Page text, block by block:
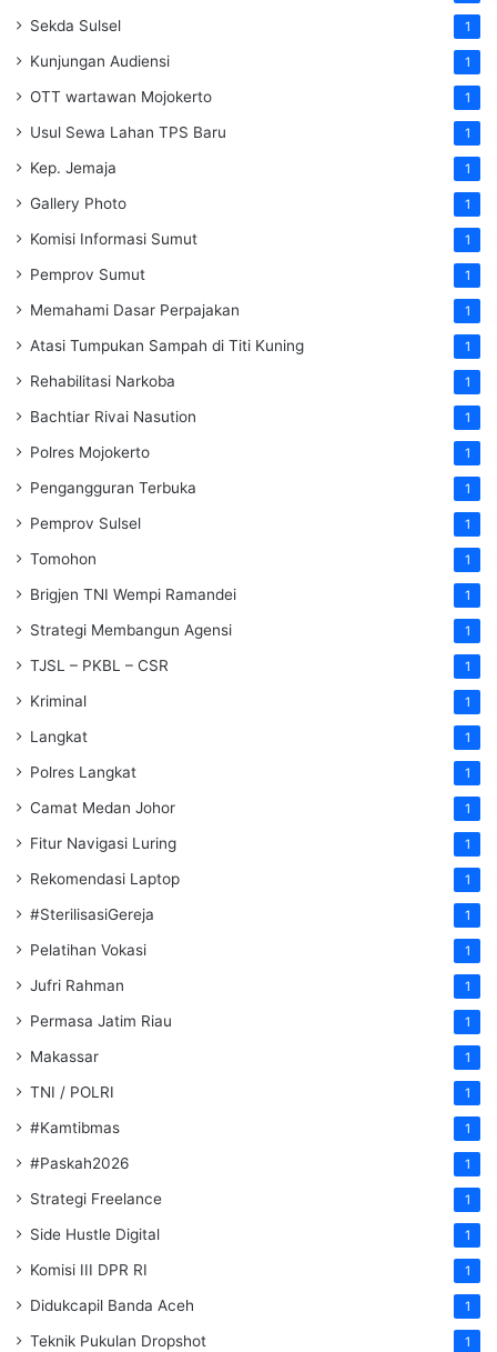
Sekda Sulsel 1
Kunjungan Audiensi 1
OTT wartawan Mojokerto 1
Usul Sewa Lahan TPS Baru 1
Kep. Jemaja 1
Gallery Photo 1
Komisi Informasi Sumut 1
Pemprov Sumut 1
Memahami Dasar Perpajakan 1
Atasi Tumpukan Sampah di Titi Kuning 1
Rehabilitasi Narkoba 1
Bachtiar Rivai Nasution 1
Polres Mojokerto 1
Pengangguran Terbuka 1
Pemprov Sulsel 1
Tomohon 1
Brigjen TNI Wempi Ramandei 1
Strategi Membangun Agensi 1
TJSL – PKBL – CSR 1
Kriminal 1
Langkat 1
Polres Langkat 1
Camat Medan Johor 1
Fitur Navigasi Luring 1
Rekomendasi Laptop 1
#SterilisasiGereja 1
Pelatihan Vokasi 1
Jufri Rahman 1
Permasa Jatim Riau 1
Makassar 1
TNI / POLRI 1
#Kamtibmas 1
#Paskah2026 1
Strategi Freelance 1
Side Hustle Digital 1
Komisi III DPR RI 1
Didukcapil Banda Aceh 1
Teknik Pukulan Dropshot 1